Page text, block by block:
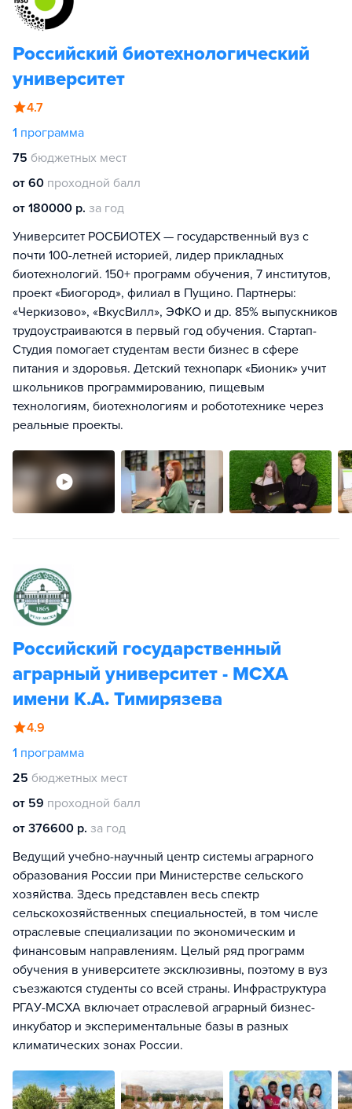
Российский биотехнологический
университет
4.7
1 программа
75 бюджетных мест
от 60 проходной балл
от 180000 р. за год
Университет РОСБИОТЕХ — государственный вуз с
почти 100-летней историей, лидер прикладных
биотехнологий. 150+ программ обучения, 7 институтов,
проект «Биогород», филиал в Пущино. Партнеры:
«Черкизово», «ВкусВилл», ЭФКО и др. 85% выпускников
трудоустраиваются в первый год обучения. Стартап-
Студия помогает студентам вести бизнес в сфере
питания и здоровья. Детский технопарк «Бионик» учит
школьников программированию, пищевым
технологиям, биотехнологиям и робототехнике через
реальные проекты.
Российский государственный
аграрный университет - МСХА
имени К.А. Тимирязева
4.9
1 программа
25 бюджетных мест
от 59 проходной балл
от 376600 р. за год
Ведущий учебно-научный центр системы аграрного
образования России при Министерстве сельского
хозяйства. Здесь представлен весь спектр
сельскохозяйственных специальностей, в том числе
отраслевые специализации по экономическим и
финансовым направлениям. Целый ряд программ
обучения в университете эксклюзивны, поэтому в вуз
съезжаются студенты со всей страны. Инфраструктура
РГАУ-МСХА включает отраслевой аграрный бизнес-
инкубатор и экспериментальные базы в разных
климатических зонах России.